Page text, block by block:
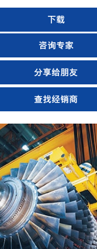
下载
咨询专家
分享给朋友
查找经销商